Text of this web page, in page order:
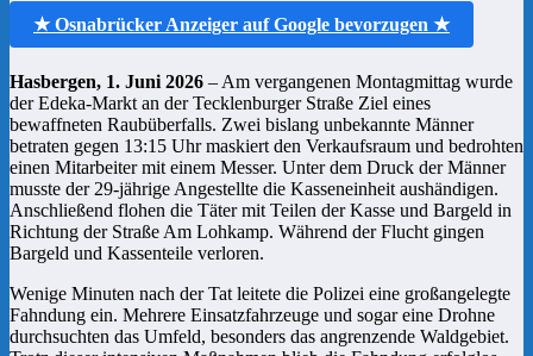
★ Osnabrücker Anzeiger auf Google bevorzugen ★
Hasbergen, 1. Juni 2026 – Am vergangenen Montagmittag wurde
der Edeka-Markt an der Tecklenburger Straße Ziel eines
bewaffneten Raubüberfalls. Zwei bislang unbekannte Männer
betraten gegen 13:15 Uhr maskiert den Verkaufsraum und bedrohten
einen Mitarbeiter mit einem Messer. Unter dem Druck der Männer
musste der 29-jährige Angestellte die Kasseneinheit aushändigen.
Anschließend flohen die Täter mit Teilen der Kasse und Bargeld in
Richtung der Straße Am Lohkamp. Während der Flucht gingen
Bargeld und Kassenteile verloren.
Wenige Minuten nach der Tat leitete die Polizei eine großangelegte
Fahndung ein. Mehrere Einsatzfahrzeuge und sogar eine Drohne
durchsuchten das Umfeld, besonders das angrenzende Waldgebiet.